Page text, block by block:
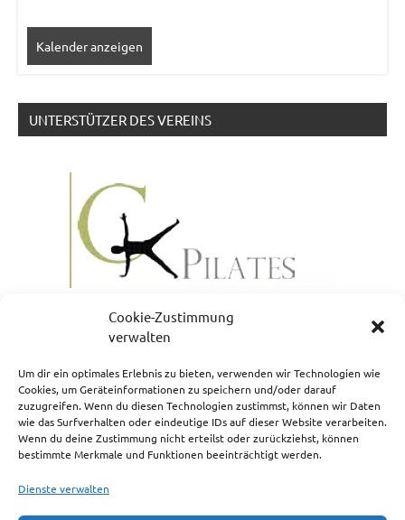
Cookie-Zustimmung
verwalten
Um dir ein optimales Erlebnis zu bieten, verwenden wir Technologien wie
Cookies, um Geräteinformationen zu speichern und/oder darauf
zuzugreifen. Wenn du diesen Technologien zustimmst, können wir Daten
wie das Surfverhalten oder eindeutige IDs auf dieser Website verarbeiten.
Wenn du deine Zustimmung nicht erteilst oder zurückziehst, können
bestimmte Merkmale und Funktionen beeinträchtigt werden.
Dienste verwalten
Kalender anzeigen
UNTERSTÜTZER DES VEREINS
NEWSLETTERANMELDUNG